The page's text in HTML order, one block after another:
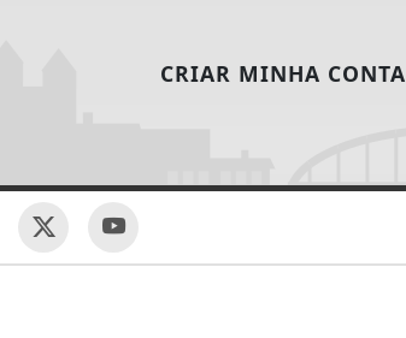
CRIAR MINHA CONTA